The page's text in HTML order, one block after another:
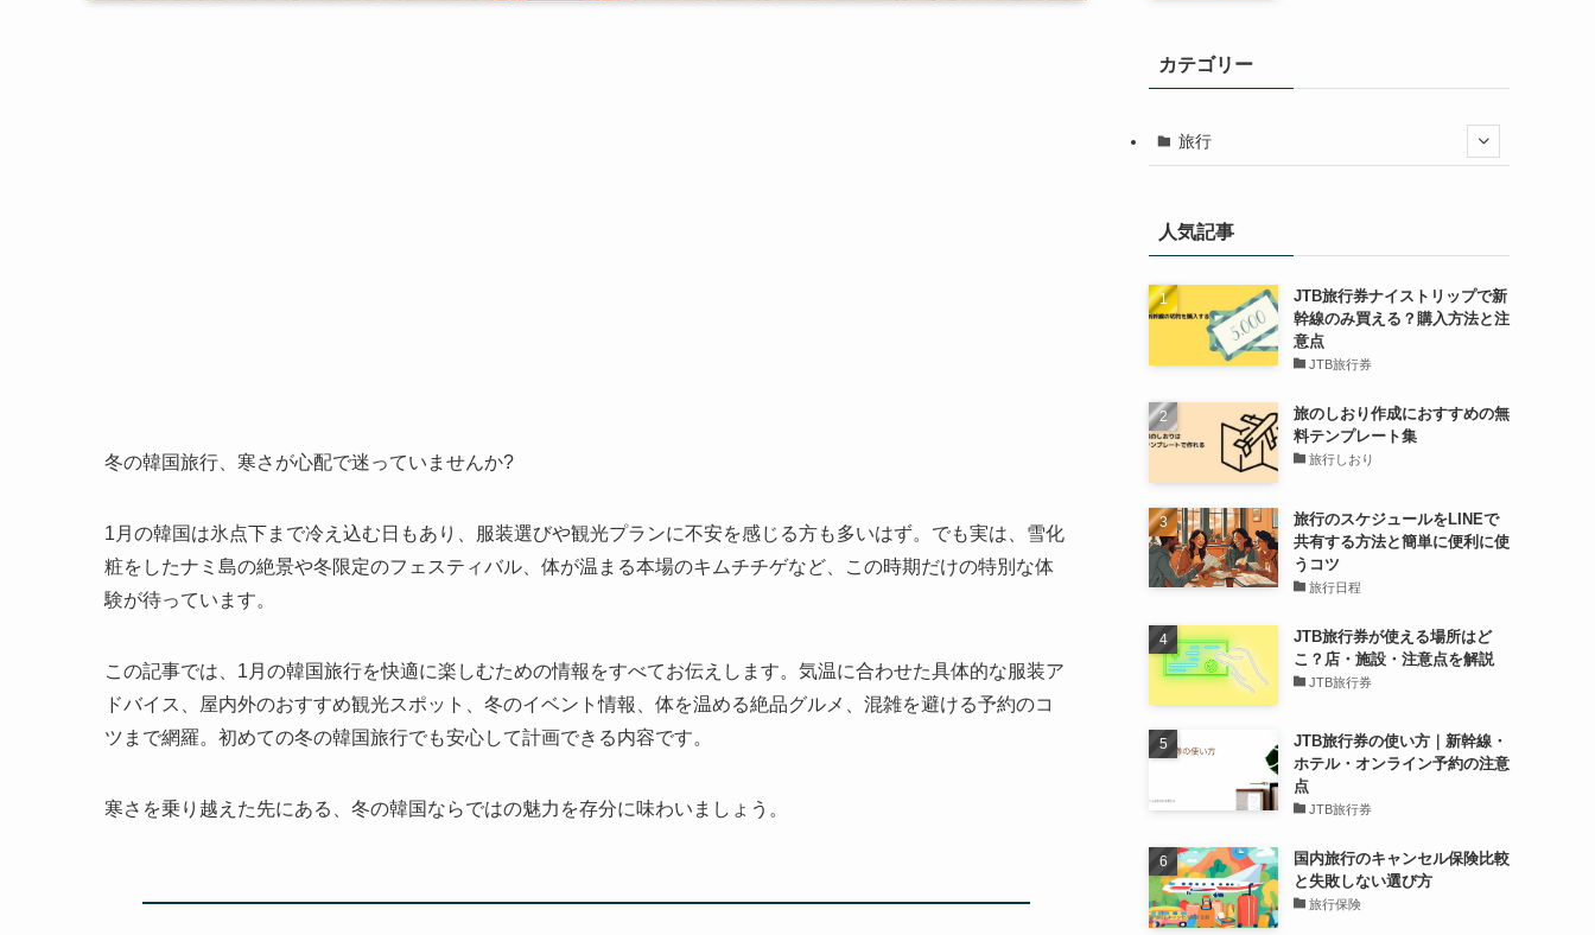
冬の韓国旅行、寒さが心配で迷っていませんか?
1月の韓国は氷点下まで冷え込む日もあり、服装選びや観光プランに不安を感じる方も多いはず。でも実は、雪化
粧をしたナミ島の絶景や冬限定のフェスティバル、体が温まる本場のキムチチゲなど、この時期だけの特別な体
験が待っています。
この記事では、1月の韓国旅行を快適に楽しむための情報をすべてお伝えします。気温に合わせた具体的な服装ア
ドバイス、屋内外のおすすめ観光スポット、冬のイベント情報、体を温める絶品グルメ、混雑を避ける予約のコ
ツまで網羅。初めての冬の韓国旅行でも安心して計画できる内容です。
寒さを乗り越えた先にある、冬の韓国ならではの魅力を存分に味わいましょう。
カテゴリー
旅行
人気記事
JTB旅行券ナイストリップで新
幹線のみ買える？購入方法と注
意点
JTB旅行券
旅のしおり作成におすすめの無
料テンプレート集
旅行しおり
旅行のスケジュールをLINEで
共有する方法と簡単に便利に使
うコツ
旅行日程
JTB旅行券が使える場所はど
こ？店・施設・注意点を解説
JTB旅行券
JTB旅行券の使い方｜新幹線・
ホテル・オンライン予約の注意
点
JTB旅行券
国内旅行のキャンセル保険比較
と失敗しない選び方
旅行保険